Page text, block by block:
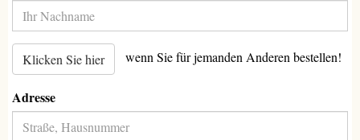
Klicken Sie hier wenn Sie für jemanden Anderen bestellen!
Adresse